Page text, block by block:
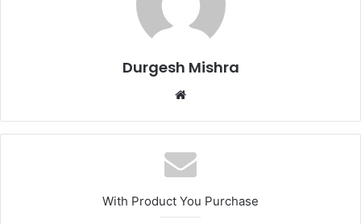
Durgesh Mishra
Website
With Product You Purchase